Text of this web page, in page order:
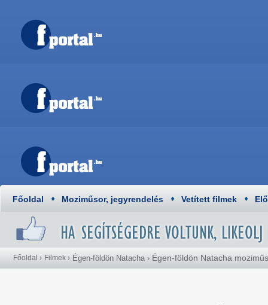
Főoldal Moziműsor, jegyrendelés Vetített filmek
Főoldal › Filmek › Égen-földön Natacha › Égen-földön Natacha